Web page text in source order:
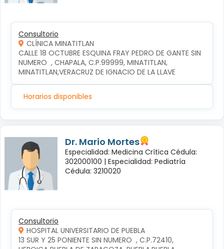
Consultorio
CLÍNICA MINATITLAN
CALLE 18 OCTUBRE ESQUINA FRAY PEDRO DE GANTE SIN
NUMERO  , CHAPALA, C.P.99999, MINATITLAN,
MINATITLAN,VERACRUZ DE IGNACIO DE LA LLAVE
Horarios disponibles
Dr. Mario Mortes
Especialidad: Medicina Crítica Cédula:
302000100 | Especialidad: Pediatría
Cédula: 3210020
Consultorio
HOSPITAL UNIVERSITARIO DE PUEBLA
13 SUR Y 25 PONIENTE SIN NUMERO  , C.P.72410,